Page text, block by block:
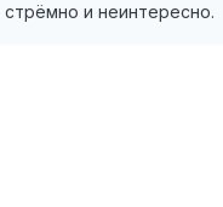
и неинтересно.